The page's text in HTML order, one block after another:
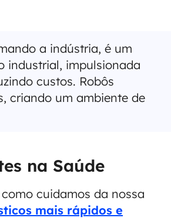
a indústria, é um
industrial, impulsionada
custos. Robôs
criando um ambiente de
na Saúde
cuidamos da nossa
mais rápidos e